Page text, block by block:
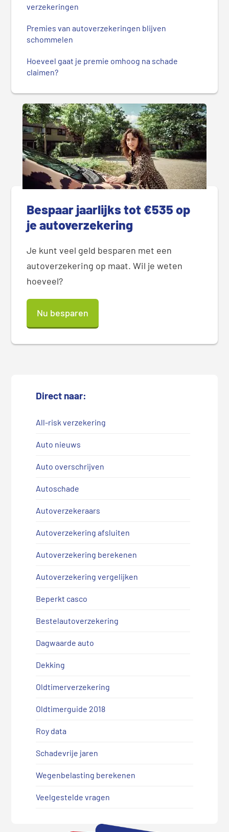
verzekeringen
Premies van autoverzekeringen blijven
schommelen
Hoeveel gaat je premie omhoog na schade
claimen?
Bespaar jaarlijks tot €535 op
je autoverzekering
Je kunt veel geld besparen met een
autoverzekering op maat. Wil je weten
hoeveel?
Nu besparen
Direct naar:
All-risk verzekering
Auto nieuws
Auto overschrijven
Autoschade
Autoverzekeraars
Autoverzekering afsluiten
Autoverzekering berekenen
Autoverzekering vergelijken
Beperkt casco
Bestelautoverzekering
Dagwaarde auto
Dekking
Oldtimerverzekering
Oldtimerguide 2018
Roy data
Schadevrije jaren
Wegenbelasting berekenen
Veelgestelde vragen